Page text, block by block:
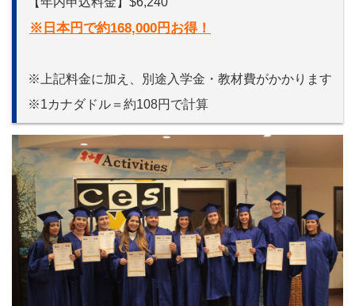
※日本円で約168,000円お得！
※上記料金に加え、別途入学金・教材費がかかります
※1カナダドル＝約108円で計算